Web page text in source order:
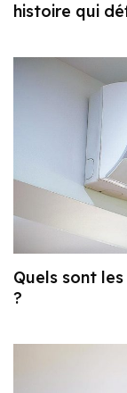
histoire qui
Quels sont
?